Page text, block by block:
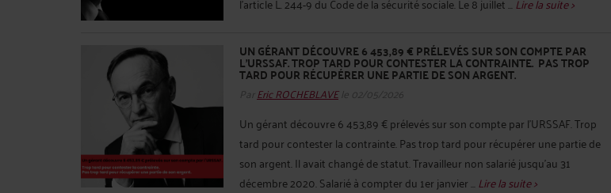
UN GÉRANT DÉCOUVRE 6 453,89 € PRÉLEVÉS SUR SON COMPTE PAR
L'URSSAF. TROP TARD POUR CONTESTER LA CONTRAINTE. PAS TROP
TARD POUR RÉCUPÉRER UNE PARTIE DE SON ARGENT.
Par Eric ROCHEBLAVEle 02/05/2026
Un gérant découvre 6 453,89 € prélevés sur son compte par l'URSSAF. Trop
tard pour contester la contrainte. Pas trop tard pour récupérer une partie de
son argent. Il avait changé de statut. Travailleur non salarié jusqu'au 31
décembre 2020. Salarié à compter du 1er janvier ...Lire la suite >